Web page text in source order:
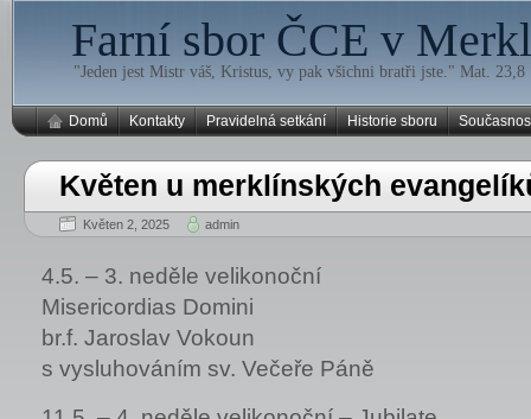
Farní sbor ČCE v
"Jeden jest Mistr váš, Kristus, vy pak všichni bratři jste." Mat. 23,8
Domů Kontakty Pravidelná setkání Historie sboru
Květen u merklínských
Květen 2, 2025 admin
4.5. – 3. neděle velikonoční
Misericordias Domini
br.f. Jaroslav Vokoun
s vysluhováním sv. Večeře Páně